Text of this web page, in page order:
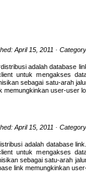
April 15, 2011 ·
adalah database
untuk mengakses
sebagai satu-arah
memungkinkan user-user
April 15, 2011 ·
adalah database
untuk mengakses
sebagai satu-arah
link memungkinkan